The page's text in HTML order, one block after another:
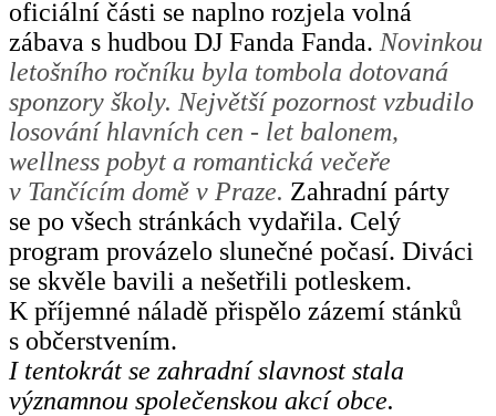
oficiální části se naplno rozjela volná
zábava s hudbou DJ Fanda Fanda. Novinkou
letošního ročníku byla tombola dotovaná
sponzory školy. Největší pozornost vzbudilo
losování hlavních cen - let balonem,
wellness pobyt a romantická večeře
v Tančícím domě v Praze. Zahradní párty
se po všech stránkách vydařila. Celý
program provázelo slunečné počasí. Diváci
se skvěle bavili a nešetřili potleskem.
K příjemné náladě přispělo zázemí stánků
s občerstvením.
I tentokrát se zahradní slavnost stala
významnou společenskou akcí obce.